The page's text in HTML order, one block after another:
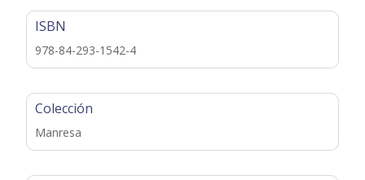
ISBN
978-84-293-1542-4
Colección
Manresa